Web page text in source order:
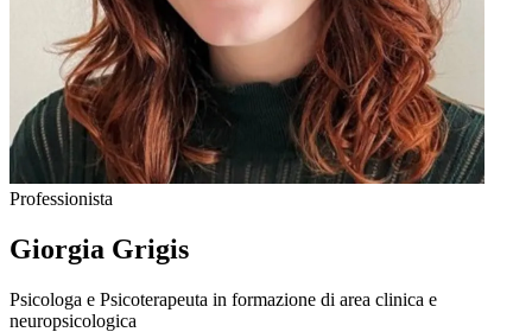
Professionista
Giorgia Grigis
Psicologa e Psicoterapeuta in formazione di area clinica e
neuropsicologica